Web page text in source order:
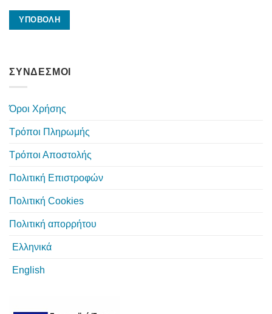
ΣΥΝΔΕΣΜΟΙ
Όροι Χρήσης
Τρόποι Πληρωμής
Τρόποι Αποστολής
Πολιτική Επιστροφών
Πολιτική Cookies
Πολιτική απορρήτου
Ελληνικά
English